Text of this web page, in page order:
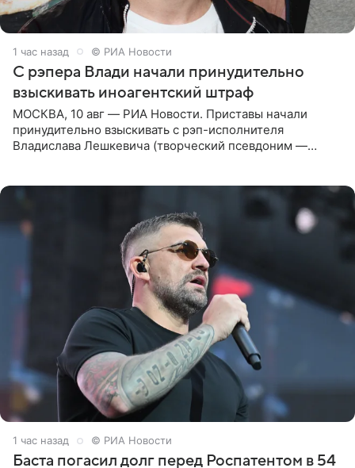
1 час назад © РИА Новости
С рэпера Влади начали принудительно
взыскивать иноагентский штраф
МОСКВА, 10 авг — РИА Новости. Приставы начали
принудительно взыскивать с рэп-исполнителя
Владислава Лешкевича (творческий псевдоним —
1 час назад © РИА Новости
Баста погасил долг перед Роспатентом в 54